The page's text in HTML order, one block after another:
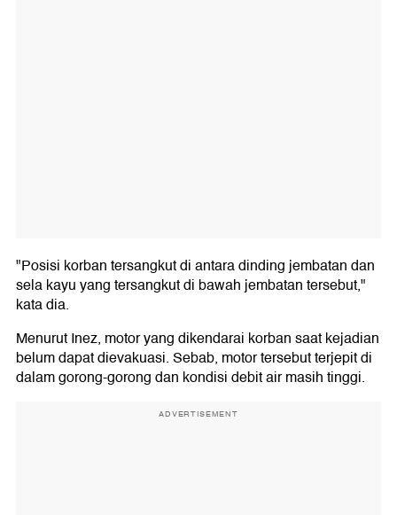
"Posisi korban tersangkut di antara dinding jembatan dan
sela kayu yang tersangkut di bawah jembatan tersebut,"
kata dia.
Menurut Inez, motor yang dikendarai korban saat kejadian
belum dapat dievakuasi. Sebab, motor tersebut terjepit di
dalam gorong-gorong dan kondisi debit air masih tinggi.
ADVERTISEMENT